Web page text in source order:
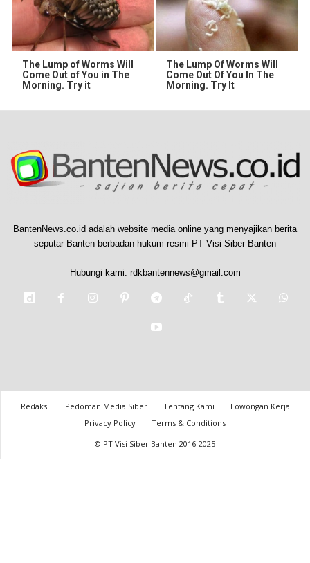
The Lump of Worms Will
Come Out of You in The
Morning. Try it
The Lump Of Worms Will
Come Out Of You In The
Morning. Try It
BantenNews.co.id adalah website media online yang menyajikan berita
seputar Banten berbadan hukum resmi PT Visi Siber Banten
Hubungi kami: rdkbantennews@gmail.com
Redaksi Pedoman Media Siber Tentang Kami
Lowongan Kerja
Privacy Policy
Terms & Conditions
© PT Visi Siber Banten 2016-2025